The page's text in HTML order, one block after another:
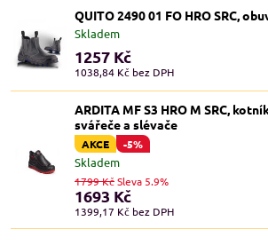
QUITO 2490 01 FO HRO SRC,
Skladem
1257 Kč
1038,84 Kč bez DPH
ARDITA MF S3 HRO M SRC,
svářeče a slévače
AKCE -5%
Skladem
1693 Kč
1399,17 Kč bez DPH
1799 KčSleva 5.9%